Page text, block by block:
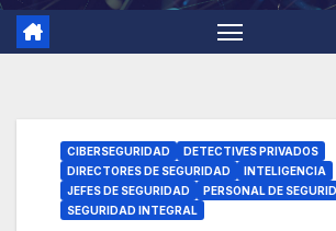
CIBERSEGURIDAD
DETECTIVES PRIVADOS
DIRECTORES DE SEGURIDAD
INTELIGENCIA
JEFES DE SEGURIDAD
PERSONAL DE
SEGURIDAD INTEGRAL